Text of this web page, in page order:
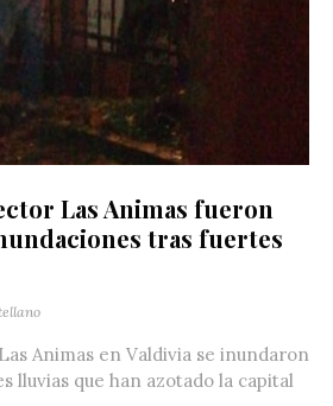
Las Animas fueron
tras fuertes
Animas en Valdivia se inundaron
lluvias que han azotado la capital